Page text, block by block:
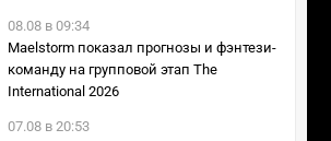
08.08 в 09:34
Maelstorm показал прогнозы и фэнтези-
команду на групповой этап The
International 2026
07.08 в 20:53